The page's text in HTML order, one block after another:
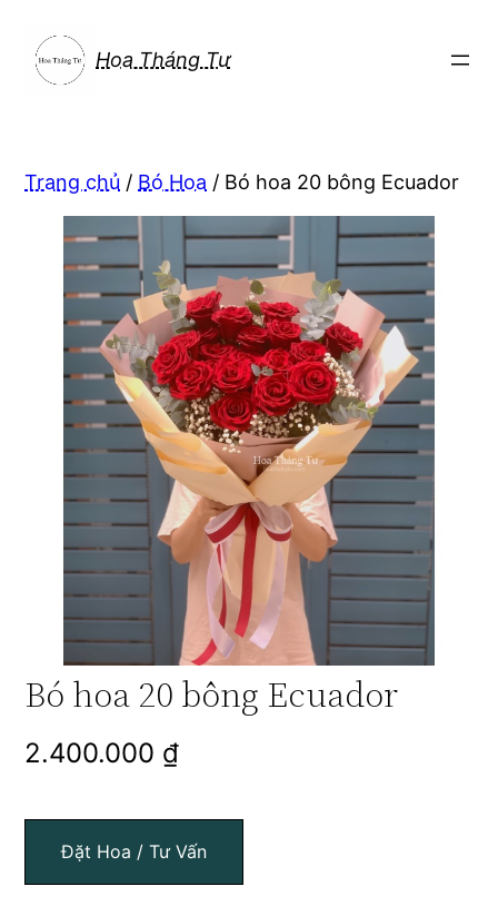
phần
Hoa Tháng Tư
Trang chủ / Bó Hoa / Bó hoa 20 bông Ecuador
Bó hoa 20 bông Ecuador
2.400.000 ₫
Đặt Hoa / Tư Vấn